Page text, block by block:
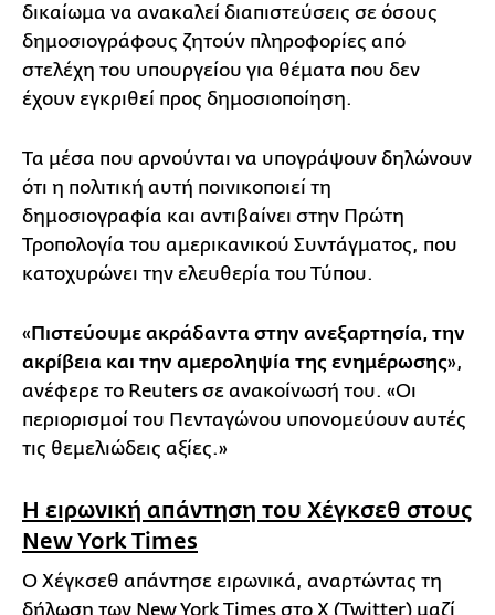
δικαίωμα να ανακαλεί διαπιστεύσεις σε όσους
δημοσιογράφους ζητούν πληροφορίες από
στελέχη του υπουργείου για θέματα που δεν
έχουν εγκριθεί προς δημοσιοποίηση.
Τα μέσα που αρνούνται να υπογράψουν δηλώνουν
ότι η πολιτική αυτή ποινικοποιεί τη
δημοσιογραφία και αντιβαίνει στην Πρώτη
Τροπολογία του αμερικανικού Συντάγματος, που
κατοχυρώνει την ελευθερία του Τύπου.
«Πιστεύουμε ακράδαντα στην ανεξαρτησία, την
ακρίβεια και την αμεροληψία της ενημέρωσης»,
ανέφερε το Reuters σε ανακοίνωσή του. «Οι
περιορισμοί του Πενταγώνου υπονομεύουν αυτές
τις θεμελιώδεις αξίες.»
Η ειρωνική απάντηση του Χέγκσεθ στους
New York Times
Ο Χέγκσεθ απάντησε ειρωνικά, αναρτώντας τη
δήλωση των New York Times στο Χ (Twitter) μαζί